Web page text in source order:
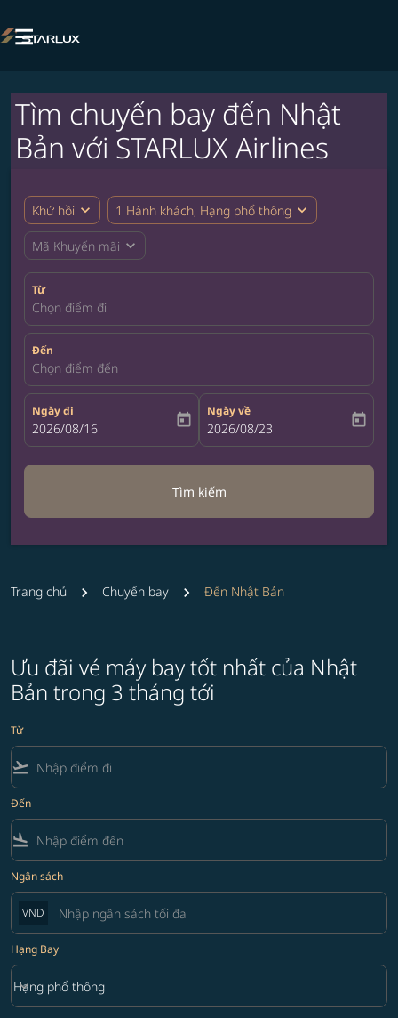

Tìm chuyến bay đến Nhật
Bản với STARLUX Airlines
Khứ hồi expand_more 1 Hành khách, Hạng phổ thông expand_more
Mã Khuyến mãi expand_more
Từ
Chọn điểm đi
Đến
Chọn điểm đến
Ngày đi
fc-booking-departure-date-aria-label
2026/08/16 today
Ngày về
fc-booking-return-date-aria-label
2026/08/23 today
Tìm kiếm
Trang chủ Chuyến bay Đến Nhật Bản
Ưu đãi vé máy bay tốt nhất của Nhật
Bản trong 3 tháng tới
Từ
flight_takeoff
Đến
flight_land
Ngân sách
VND
Hạng Bay
Hạng Bay option Hạng phổ thông Selected
Hạng phổ thông
keyboard_arrow_down